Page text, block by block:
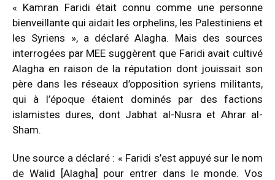
« Kamran Faridi était connu comme une personne
bienveillante qui aidait les orphelins, les Palestiniens et
les Syriens », a déclaré Alagha. Mais des sources
interrogées par MEE suggèrent que Faridi avait cultivé
Alagha en raison de la réputation dont jouissait son
père dans les réseaux d’opposition syriens militants,
qui à l’époque étaient dominés par des factions
islamistes dures, dont Jabhat al-Nusra et Ahrar al-
Sham.
Une source a déclaré : « Faridi s’est appuyé sur le nom
de Walid [Alagha] pour entrer dans le monde. Vos